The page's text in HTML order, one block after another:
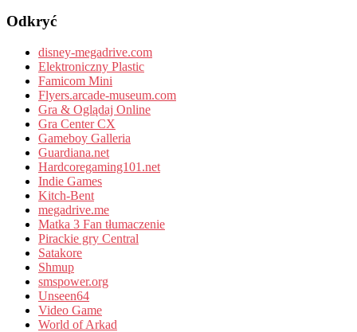
Odkryć
disney-megadrive.com
Elektroniczny Plastic
Famicom Mini
Flyers.arcade-museum.com
Gra & Oglądaj Online
Gra Center CX
Gameboy Galleria
Guardiana.net
Hardcoregaming101.net
Indie Games
Kitch-Bent
megadrive.me
Matka 3 Fan tłumaczenie
Pirackie gry Central
Satakore
Shmup
smspower.org
Unseen64
Video Game
World of Arkad